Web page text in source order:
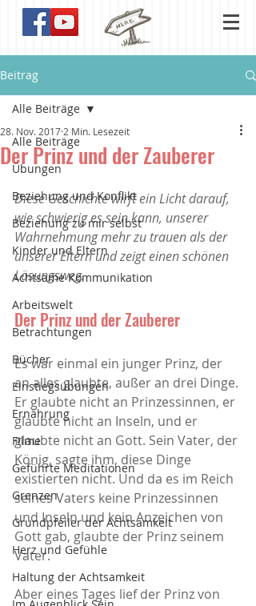
Beitrag
Alle Beiträge
Übungen
Beziehung und Konflikt
Beziehung zu mir selbst
Kinder und Eltern
Achtsame Kommunikation
Arbeitswelt
Betrachtungen
Bücher
Einstiegsübungen
Ernährung
Filme
Geführte Meditationen
Grenzen
Grundpfeiler der Achtsamkeit
Herz und Gefühle
Haltung der Achtsamkeit
Alle Beiträge
Der Prinz und der Zauberer
28. Nov. 2017 2 Min. Lesezeit
Diese Geschichte wirft ein Licht darauf,
wie schwierig es sein kann, unserer
Wahrnehmung mehr zu trauen als der
unserer Eltern und zeigt einen schönen
Lösungsweg.
Der Prinz und der Zauberer
Es war einmal ein junger Prinz, der
an alles glaubte, außer an drei Dinge.
Er glaubte nicht an Prinzessinnen, er
glaubte nicht an Inseln, und er
glaubte nicht an Gott. Sein Vater, der
König, sagte ihm, diese Dinge
existierten nicht. Und da es im Reich
seines Vaters keine Prinzessinnen
und Inseln und kein Anzeichen von
Gott gab, glaubte der Prinz seinem
Vater.
Aber eines Tages lief der Prinz von